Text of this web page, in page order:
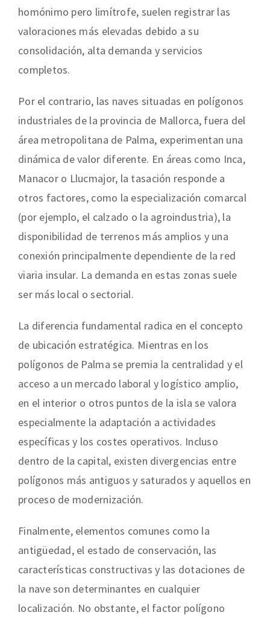
homónimo pero limítrofe, suelen registrar las
valoraciones más elevadas debido a su
consolidación, alta demanda y servicios
completos.
Por el contrario, las naves situadas en polígonos
industriales de la provincia de Mallorca, fuera del
área metropolitana de Palma, experimentan una
dinámica de valor diferente. En áreas como Inca,
Manacor o Llucmajor, la tasación responde a
otros factores, como la especialización comarcal
(por ejemplo, el calzado o la agroindustria), la
disponibilidad de terrenos más amplios y una
conexión principalmente dependiente de la red
viaria insular. La demanda en estas zonas suele
ser más local o sectorial.
La diferencia fundamental radica en el concepto
de ubicación estratégica. Mientras en los
polígonos de Palma se premia la centralidad y el
acceso a un mercado laboral y logístico amplio,
en el interior o otros puntos de la isla se valora
especialmente la adaptación a actividades
específicas y los costes operativos. Incluso
dentro de la capital, existen divergencias entre
polígonos más antiguos y saturados y aquellos en
proceso de modernización.
Finalmente, elementos comunes como la
antigüedad, el estado de conservación, las
características constructivas y las dotaciones de
la nave son determinantes en cualquier
localización. No obstante, el factor polígono